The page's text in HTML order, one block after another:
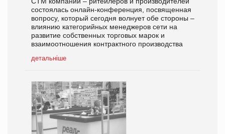
состоялась онлайн-конференция, посвященная
вопросу, который сегодня волнует обе стороны –
влиянию категорийных менеджеров сети на
развитие собственных торговых марок и
взаимоотношения контрактного производства
детальніше